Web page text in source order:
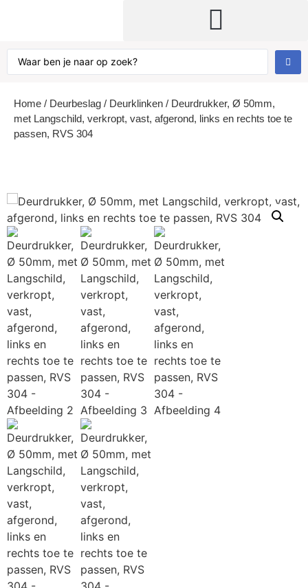
Home / Deurbeslag / Deurklinken / Deurdrukker, Ø 50mm,
met Langschild, verkropt, vast, afgerond, links en rechts toe te
passen, RVS 304